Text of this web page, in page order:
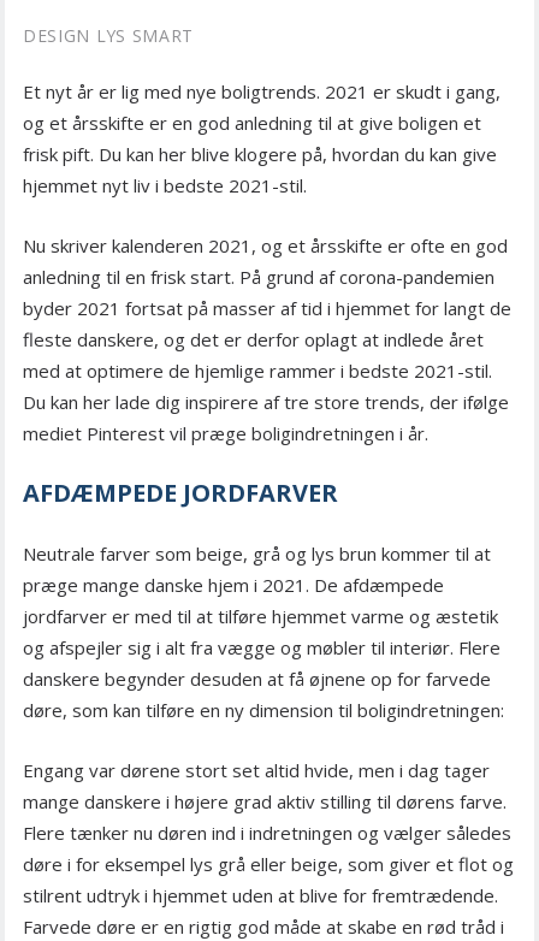
DESIGN LYS SMART
Et nyt år er lig med nye boligtrends. 2021 er skudt i gang,
og et årsskifte er en god anledning til at give boligen et
frisk pift. Du kan her blive klogere på, hvordan du kan give
hjemmet nyt liv i bedste 2021-stil.
Nu skriver kalenderen 2021, og et årsskifte er ofte en god
anledning til en frisk start. På grund af corona-pandemien
byder 2021 fortsat på masser af tid i hjemmet for langt de
fleste danskere, og det er derfor oplagt at indlede året
med at optimere de hjemlige rammer i bedste 2021-stil.
Du kan her lade dig inspirere af tre store trends, der ifølge
mediet Pinterest vil præge boligindretningen i år.
AFDÆMPEDE JORDFARVER
Neutrale farver som beige, grå og lys brun kommer til at
præge mange danske hjem i 2021. De afdæmpede
jordfarver er med til at tilføre hjemmet varme og æstetik
og afspejler sig i alt fra vægge og møbler til interiør. Flere
danskere begynder desuden at få øjnene op for farvede
døre, som kan tilføre en ny dimension til boligindretningen:
Engang var dørene stort set altid hvide, men i dag tager
mange danskere i højere grad aktiv stilling til dørens farve.
Flere tænker nu døren ind i indretningen og vælger således
døre i for eksempel lys grå eller beige, som giver et flot og
stilrent udtryk i hjemmet uden at blive for fremtrædende.
Farvede døre er en rigtig god måde at skabe en rød tråd i